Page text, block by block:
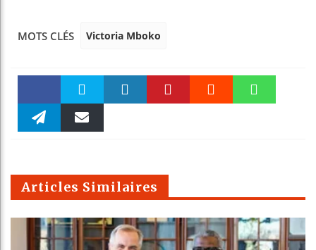
MOTS CLÉS Victoria Mboko
Faceboo Twitter
m
Articles Similaires